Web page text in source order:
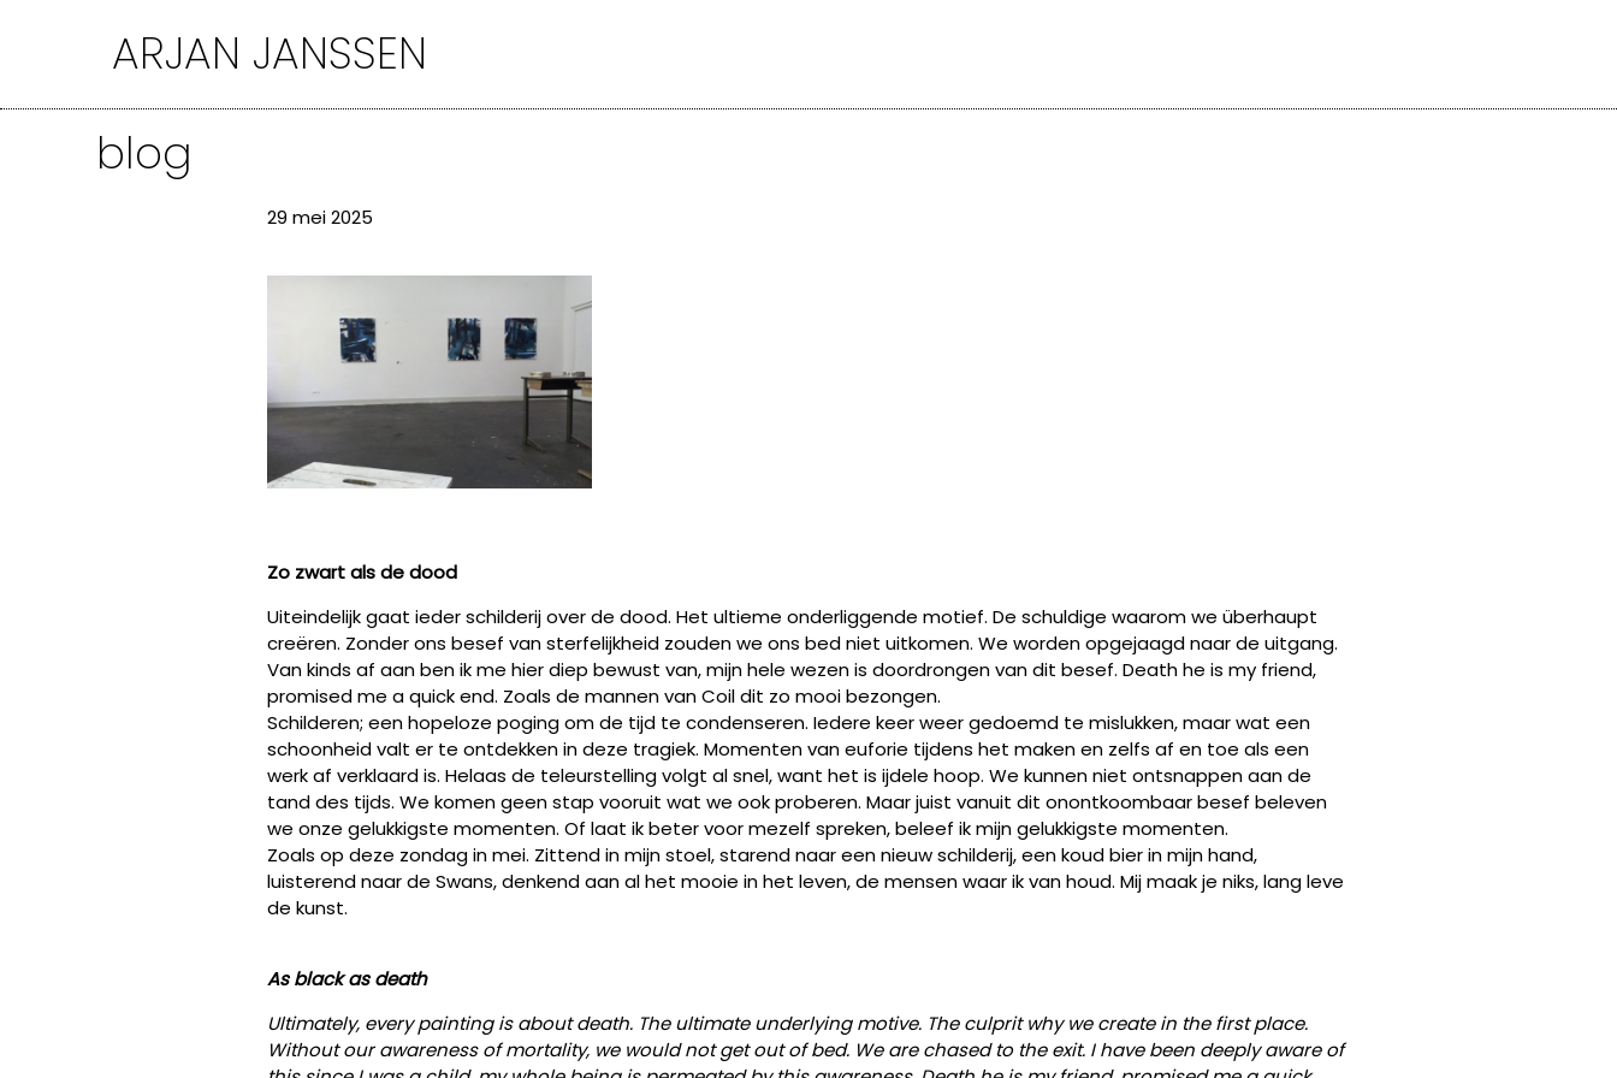
ARJAN JANSSEN
blog
29 mei 2025
Zo zwart als de dood
Uiteindelijk gaat ieder schilderij over de dood. Het ultieme onderliggende motief. De schuldige waarom we überhaupt
creëren. Zonder ons besef van sterfelijkheid zouden we ons bed niet uitkomen. We worden opgejaagd naar de uitgang.
Van kinds af aan ben ik me hier diep bewust van, mijn hele wezen is doordrongen van dit besef. Death he is my friend,
promised me a quick end. Zoals de mannen van Coil dit zo mooi bezongen.
Schilderen; een hopeloze poging om de tijd te condenseren. Iedere keer weer gedoemd te mislukken, maar wat een
schoonheid valt er te ontdekken in deze tragiek. Momenten van euforie tijdens het maken en zelfs af en toe als een
werk af verklaard is. Helaas de teleurstelling volgt al snel, want het is ijdele hoop. We kunnen niet ontsnappen aan de
tand des tijds. We komen geen stap vooruit wat we ook proberen. Maar juist vanuit dit onontkoombaar besef beleven
we onze gelukkigste momenten. Of laat ik beter voor mezelf spreken, beleef ik mijn gelukkigste momenten.
Zoals op deze zondag in mei. Zittend in mijn stoel, starend naar een nieuw schilderij, een koud bier in mijn hand,
luisterend naar de Swans, denkend aan al het mooie in het leven, de mensen waar ik van houd. Mij maak je niks, lang leve
de kunst.
As black as death
Ultimately, every painting is about death. The ultimate underlying motive. The culprit why we create in the first place.
Without our awareness of mortality, we would not get out of bed. We are chased to the exit. I have been deeply aware of